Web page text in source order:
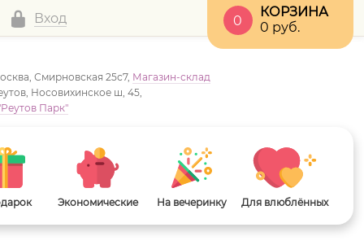
Вход
КОРЗИНА
0 руб.
0
Смирновская 25с7, Магазин-склад
Носовихинское ш, 45,
Парк"
Экономические На вечеринку Для влюблённых